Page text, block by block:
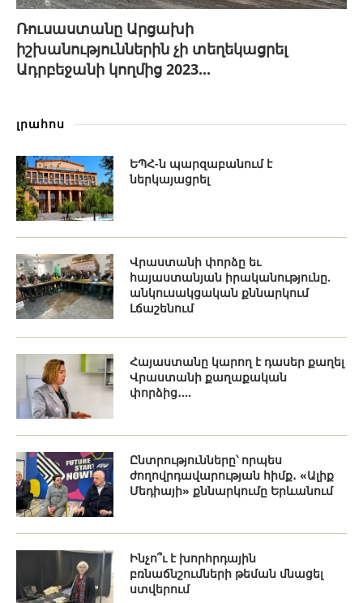
Ռուսաստանը Արցախի
իշխանություններին չի տեղեկացրել
Ադրբեջանի կողմից 2023...
լրահոս
ԵՊՀ-ն պարզաբանում է
ներկայացրել
Վրաստանի փորձը եւ
հայաստանյան իրականությունը.
անկուսակցական քննարկում
Լճաշենում
Հայաստանը կարող է դասեր քաղել
Վրաստանի քաղաքական
փորձից․...
Ընտրությունները՝ որպես
ժողովրդավարության հիմք․ «Ալիք
Մեդիայի» քննարկումը Երևանում
Ինչո՞ւ է խորհրդային
բռնաճնշումների թեման մնացել
ստվերում